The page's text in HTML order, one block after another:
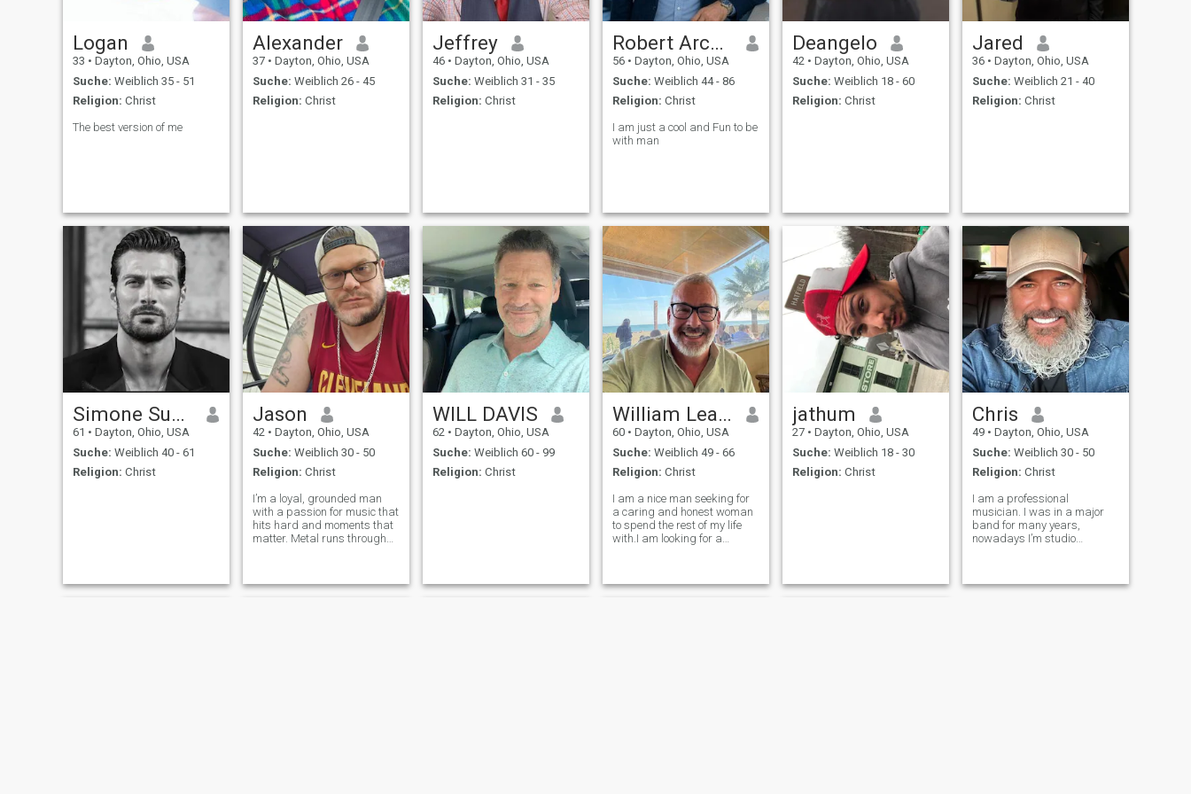
Logan
33 • Dayton, Ohio, USA
Suche: Weiblich 35 - 51
Religion: Christ
The best version of me
Alexander
37 • Dayton, Ohio, USA
Suche: Weiblich 26 - 45
Religion: Christ
Jeffrey
46 • Dayton, Ohio, USA
Suche: Weiblich 31 - 35
Religion: Christ
Robert Archie
56 • Dayton, Ohio, USA
Suche: Weiblich 44 - 86
Religion: Christ
I am just a cool and Fun to be
with man
Deangelo
42 • Dayton, Ohio, USA
Suche: Weiblich 18 - 60
Religion: Christ
Jared
36 • Dayton, Ohio, USA
Suche: Weiblich 21 - 40
Religion: Christ
Simone Susanna
61 • Dayton, Ohio, USA
Suche: Weiblich 40 - 61
Religion: Christ
Jason
42 • Dayton, Ohio, USA
Suche: Weiblich 30 - 50
Religion: Christ
I’m a loyal, grounded man
with a passion for music that
hits hard and moments that
matter. Metal runs through
love to travel—whether it’s
WILL DAVIS
62 • Dayton, Ohio, USA
Suche: Weiblich 60 - 99
Religion: Christ
William Leatz
60 • Dayton, Ohio, USA
Suche: Weiblich 49 - 66
Religion: Christ
I am a nice man seeking for
a caring and honest woman
to spend the rest of my life
with.I am looking for a
appreciate having a
jathum
27 • Dayton, Ohio, USA
Suche: Weiblich 18 - 30
Religion: Christ
Chris
49 • Dayton, Ohio, USA
Suche: Weiblich 30 - 50
Religion: Christ
I am a professional
musician. I was in a major
band for many years,
nowadays I’m studio
the next year to move to